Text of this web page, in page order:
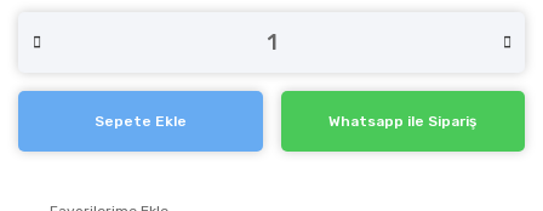
Sepete Ekle Whatsapp ile Sipariş